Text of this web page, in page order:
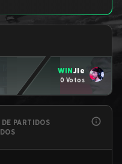
WINJie
0 Votos
DE PARTIDOS